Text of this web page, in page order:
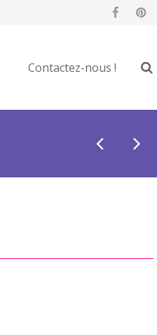
Contactez-nous !